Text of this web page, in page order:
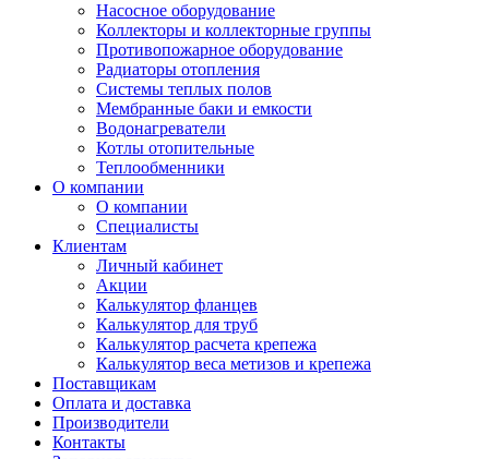
Насосное оборудование
Коллекторы и коллекторные группы
Противопожарное оборудование
Радиаторы отопления
Системы теплых полов
Мембранные баки и емкости
Водонагреватели
Котлы отопительные
Теплообменники
О компании
О компании
Специалисты
Клиентам
Личный кабинет
Акции
Калькулятор фланцев
Калькулятор для труб
Калькулятор расчета крепежа
Калькулятор веса метизов и крепежа
Поставщикам
Оплата и доставка
Производители
Контакты